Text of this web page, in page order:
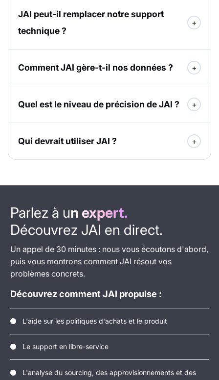
JAI peut-il remplacer notre support
technique ?
Comment JAI gère-t-il nos données ?
Quel est le niveau de précision de JAI ?
Qui devrait utiliser JAI ?
Parlez à un expert.
Découvrez JAI en direct.
Un appel de 30 minutes : nous vous écoutons d'abord,
puis vous montrons comment JAI résout vos
problèmes concrets.
Découvrez comment JAI propulse :
L'aide sur les politiques d'achats et le produit
Le support en libre-service
L'analyse du sourcing, des approvisionnements et des